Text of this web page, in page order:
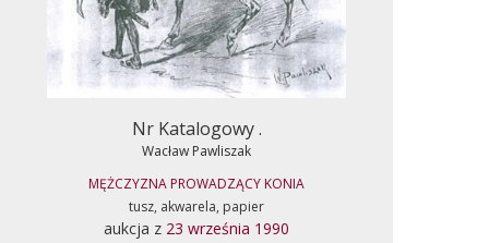
Nr Katalogowy .
Wacław Pawliszak
MĘŻCZYZNA PROWADZĄCY KONIA
tusz, akwarela, papier
aukcja z 23 września 1990